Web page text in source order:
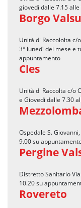
giovedì dalle 7.15
Borgo
Unità di Raccololta c/
3° lunedì del mese e
appuntamento
Cles
Unità di Raccolta c/o
e Giovedì dalle 7.30
Ospedale S.
9.00 su
Pergine
Distretto Sanitario
10.20 su
Rovereto